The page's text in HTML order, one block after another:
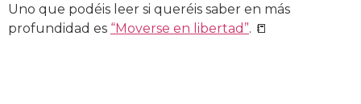
Uno que podéis leer si queréis saber en más
profundidad es “Moverse en libertad”. 📒